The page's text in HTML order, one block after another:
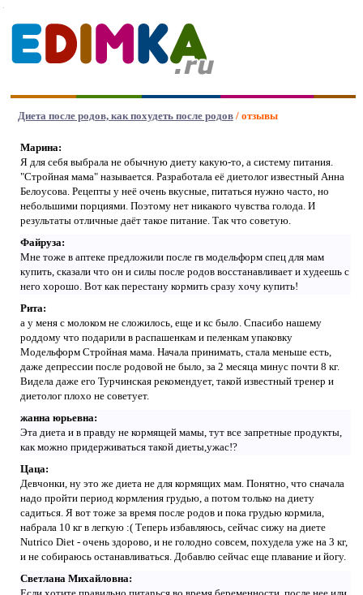
Диета после родов, как похудеть после родов/ отзывы
Марина:
Я для себя выбрала не обычную диету какую-то, а систему питания.
"Стройная мама" называется. Разработала её диетолог известный Анна
Белоусова. Рецепты у неё очень вкусные, питаться нужно часто, но
небольшими порциями. Поэтому нет никакого чувства голода. И
результаты отличные даёт такое питание. Так что советую.
Файруза:
Мне тоже в аптеке предложили после гв модельформ спец для мам
купить, сказали что он и силы после родов восстанавливает и худеешь с
него хорошо. Вот как перестану кормить сразу хочу купить!
Рита:
а у меня с молоком не сложилось, еще и кс было. Спасибо нашему
роддому что подарили в распашенкам и пеленкам упаковку
Модельформ Стройная мама. Начала принимать, стала меньше есть,
даже депрессии после родовой не было, за 2 месяца минус почти 8 кг.
Видела даже его Турчинская рекомендует, такой известный тренер и
диетолог плохо не советует.
жанна юрьевна:
Эта диета и в правду не кормящей мамы, тут все запретные продукты,
как можно придерживаться такой диеты,ужас!?
Цаца:
Девчонки, ну это же диета не для кормящих мам. Понятно, что сначала
надо пройти период кормления грудью, а потом только на диету
садиться. Я вот тоже за время после родов и пока грудью кормила,
набрала 10 кг в легкую :( Теперь избавляюсь, сейчас сижу на диете
Nutrico Diet - очень здорово, и не голодно совсем, похудела уже на 3 кг,
и не собираюсь останавливаться. Добавлю сейчас еще плавание и йогу.
Светлана Михайловна: